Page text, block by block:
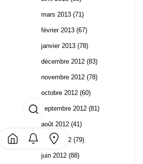
mars 2013 (71)
février 2013 (67)
janvier 2013 (78)
décembre 2012 (83)
novembre 2012 (78)
octobre 2012 (60)
septembre 2012 (81)
août 2012 (41)
juillet 2012 (79)
juin 2012 (88)